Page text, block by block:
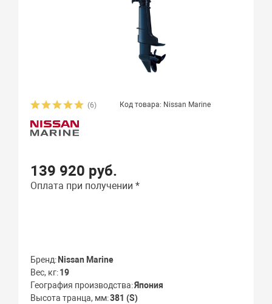
(6) Код товара: Nissan Marine
139 920 руб.
Оплата при получении *
Бренд Nissan Marine
Вес, кг 19
География производства Япония
Высота транца, мм 381 (S)